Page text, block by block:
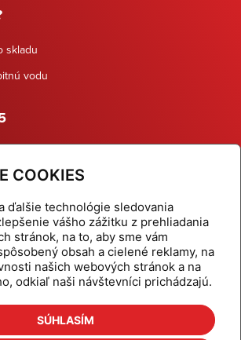
COOKIES
ďalšie technológie sledovania
vášho zážitku z prehliadania
stránok, na to, aby sme vám
obsah a cielené reklamy, na
našich webových stránok a na
odkiaľ naši návštevníci prichádzajú.
SÚHLASÍM
skladu
vodu
ventily
Produkty
Odber šikovné tipy
Cenníky
Referencie